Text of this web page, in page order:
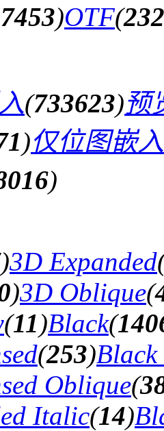
)OTF(
(733623)预
)仅位图嵌入
)
)3D Expanded
)3D Oblique(
(11)Black(
(253)Black
Oblique(
Italic(14)